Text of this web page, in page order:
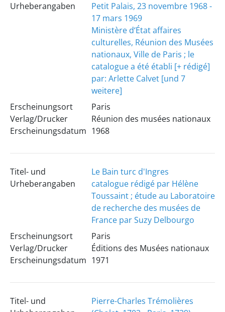
Urheberangaben
Petit Palais, 23 novembre 1968 -
17 mars 1969
Ministère d‘État affaires
culturelles, Réunion des Musées
nationaux, Ville de Paris ; le
catalogue a été établi [+ rédigé]
par: Arlette Calvet [und 7
weitere]
Erscheinungsort
Verlag/Drucker
Erscheinungsdatum
Paris
Réunion des musées nationaux
1968
Titel- und
Urheberangaben
Le Bain turc d'Ingres
catalogue rédigé par Hélène
Toussaint ; étude au Laboratoire
de recherche des musées de
France par Suzy Delbourgo
Erscheinungsort
Verlag/Drucker
Erscheinungsdatum
Paris
Éditions des Musées nationaux
1971
Titel- und
Pierre-Charles Trémolières